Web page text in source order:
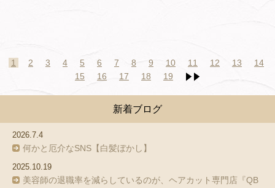
1 2 3 4 5 6 7 8 9 10 11 12 13
14
15
16 17 18 19
新着ブログ
2026.7.4
何かと厄介なSNS【白髪ぼかし】
2025.10.19
美容師の退職率を減らしているのが、ヘアカット専門店『QB